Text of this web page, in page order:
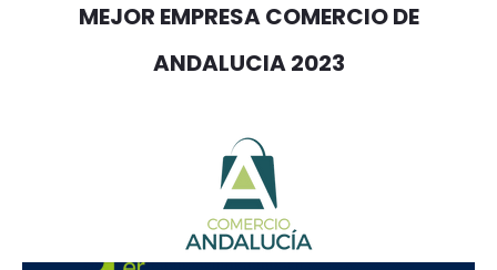
MEJOR EMPRESA COMERCIO DE
ANDALUCIA 2023